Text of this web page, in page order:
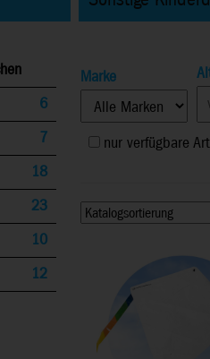
6
7
18
23
10
12
Marke
nur verfügbare